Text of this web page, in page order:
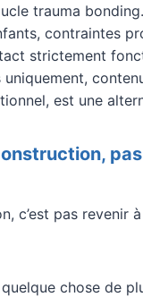
trauma bonding.
contraintes
strictement
uniquement,
est une
c’est pas revenir
quelque chose de